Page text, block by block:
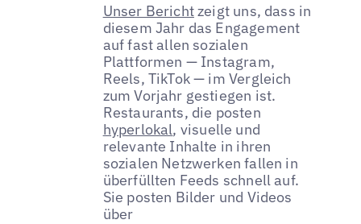
Unser Berichtzeigt uns, dass in
diesem Jahr das Engagement
auf fast allen sozialen
Plattformen — Instagram,
Reels, TikTok — im Vergleich
zum Vorjahr gestiegen ist.
Restaurants, die posten
hyperlokal, visuelle und
relevante Inhalte in ihren
sozialen Netzwerken fallen in
überfüllten Feeds schnell auf.
Sie posten Bilder und Videos
über